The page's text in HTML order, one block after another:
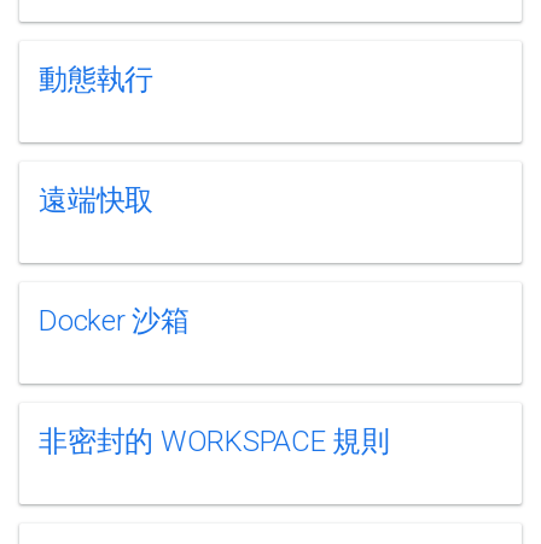
動態執行
遠端快取
Docker 沙箱
非密封的 WORKSPACE 規則